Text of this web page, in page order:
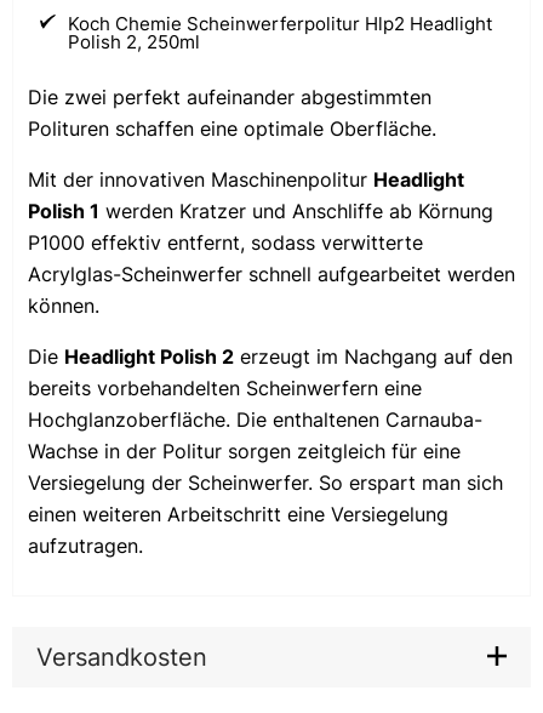
Koch Chemie Scheinwerferpolitur Hlp2 Headlight
Polish 2, 250ml
Die zwei perfekt aufeinander abgestimmten
Polituren schaffen eine optimale Oberfläche.
Mit der innovativen Maschinenpolitur Headlight
Polish 1 werden Kratzer und Anschliffe ab Körnung
P1000 effektiv entfernt, sodass verwitterte
Acrylglas-Scheinwerfer schnell aufgearbeitet werden
können.
Die Headlight Polish 2 erzeugt im Nachgang auf den
bereits vorbehandelten Scheinwerfern eine
Hochglanzoberfläche. Die enthaltenen Carnauba-
Wachse in der Politur sorgen zeitgleich für eine
Versiegelung der Scheinwerfer. So erspart man sich
einen weiteren Arbeitschritt eine Versiegelung
aufzutragen.
Versandkosten